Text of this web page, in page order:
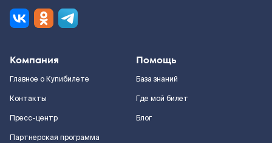
Компания
Главное о Купибилете
Контакты
Пресс-центр
Партнерская программа
Помощь
База знаний
Где мой билет
Блог